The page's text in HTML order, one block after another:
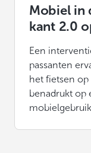
Mobiel in
kant 2.0
Een
passanten
het fietsen
benadrukt op